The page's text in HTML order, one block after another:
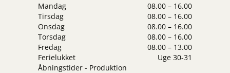
Mandag
08.00 – 16.00
Tirsdag
08.00 – 16.00
Onsdag
08.00 – 16.00
Torsdag
08.00 – 16.00
Fredag
08.00 – 13.00
Ferielukket
Uge 30-31
Åbningstider - Produktion